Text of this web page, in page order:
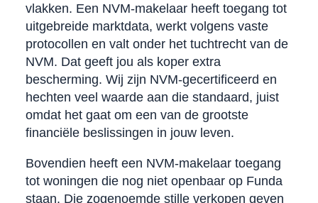
vlakken. Een NVM-makelaar heeft toegang tot
uitgebreide marktdata, werkt volgens vaste
protocollen en valt onder het tuchtrecht van de
NVM. Dat geeft jou als koper extra
bescherming. Wij zijn NVM-gecertificeerd en
hechten veel waarde aan die standaard, juist
omdat het gaat om een van de grootste
financiële beslissingen in jouw leven.
Bovendien heeft een NVM-makelaar toegang
tot woningen die nog niet openbaar op Funda
staan. Die zogenoemde stille verkopen geven